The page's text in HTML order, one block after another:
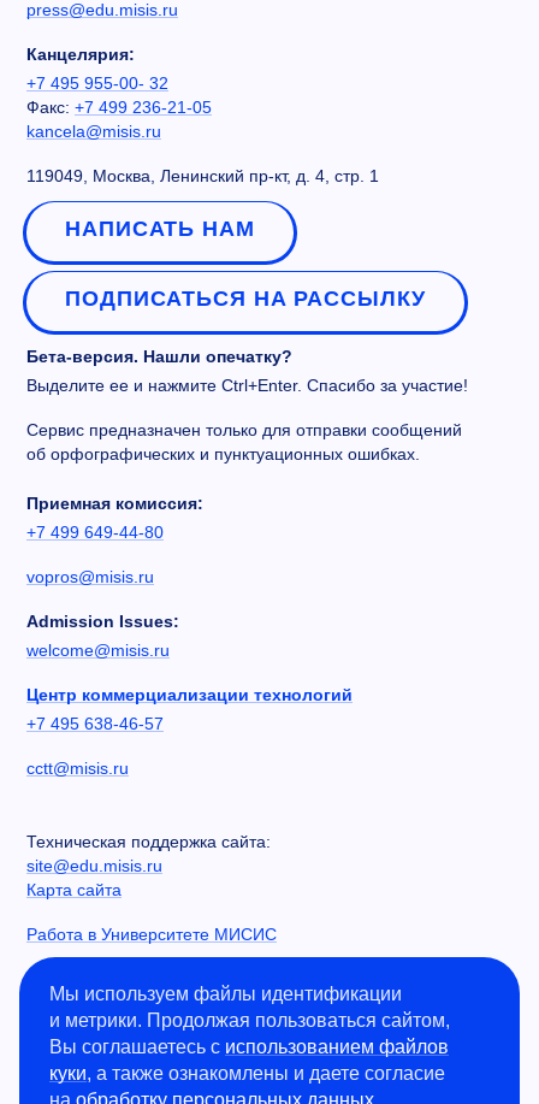
press@edu.misis.ru
Канцелярия:
+7 495 955-00- 32
Факс: +7 499 236-21-05
kancela@misis.ru
119049, Москва, Ленинский пр-кт, д. 4, стр. 1
НАПИСАТЬ НАМ
ПОДПИСАТЬСЯ НА РАССЫЛКУ
Бета-версия. Нашли опечатку?
Выделите ее и нажмите Ctrl+Enter. Спасибо за участие!
Сервис предназначен только для отправки сообщений
об орфографических и пунктуационных ошибках.
Приемная комиссия:
+7 499 649-44-80
vopros@misis.ru
Admission Issues:
welcome@misis.ru
Центр коммерциализации технологий
+7 495 638-46-57
cctt@misis.ru
Техническая поддержка сайта:
site@edu.misis.ru
Карта сайта
Работа в Университете МИСИС
Сведения об образовательной организации
Информация о закупках
Противодействие коррупции
Политика конфиденциальности
Мы используем файлы идентификации
и метрики. Продолжая пользоваться сайтом,
Вы соглашаетесь с использованием файлов
куки, а также ознакомлены и даете согласие
на обработку персональных данных